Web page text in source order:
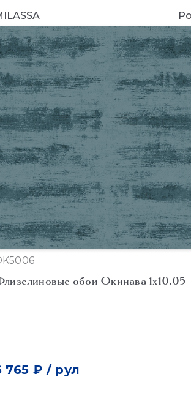
обои Окинава 1x10.05
765 ₽ / рул